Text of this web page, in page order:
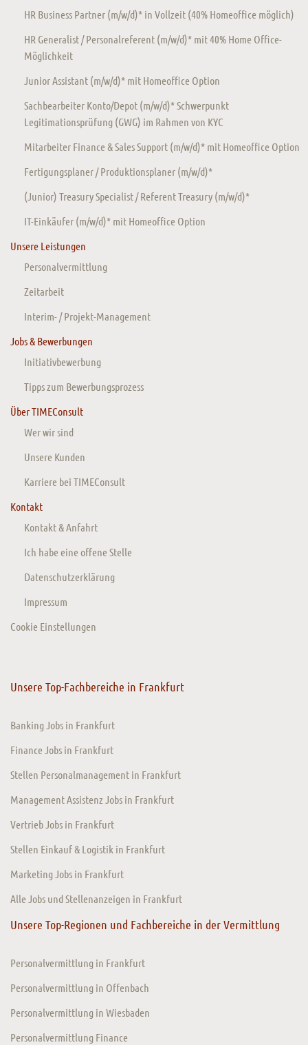
HR Business Partner (m/w/d)* in Vollzeit (40% Homeoffice möglich)
HR Generalist / Personalreferent (m/w/d)* mit 40% Home Office-
Möglichkeit
Junior Assistant (m/w/d)* mit Homeoffice Option
Sachbearbeiter Konto/Depot (m/w/d)* Schwerpunkt
Legitimationsprüfung (GWG) im Rahmen von KYC
Mitarbeiter Finance & Sales Support (m/w/d)* mit Homeoffice Option
Fertigungsplaner / Produktionsplaner (m/w/d)*
(Junior) Treasury Specialist / Referent Treasury (m/w/d)*
IT-Einkäufer (m/w/d)* mit Homeoffice Option
Unsere Leistungen
Personalvermittlung
Zeitarbeit
Interim- / Projekt-Management
Jobs & Bewerbungen
Initiativbewerbung
Tipps zum Bewerbungsprozess
Über TIMEConsult
Wer wir sind
Unsere Kunden
Karriere bei TIMEConsult
Kontakt
Kontakt & Anfahrt
Ich habe eine offene Stelle
Datenschutzerklärung
Impressum
Cookie Einstellungen
Unsere Top-Fachbereiche in Frankfurt
Banking Jobs in Frankfurt
Finance Jobs in Frankfurt
Stellen Personalmanagement in Frankfurt
Management Assistenz Jobs in Frankfurt
Vertrieb Jobs in Frankfurt
Stellen Einkauf & Logistik in Frankfurt
Marketing Jobs in Frankfurt
Alle Jobs und Stellenanzeigen in Frankfurt
Unsere Top-Regionen und Fachbereiche in der Vermittlung
Personalvermittlung in Frankfurt
Personalvermittlung in Offenbach
Personalvermittlung in Wiesbaden
Personalvermittlung Finance